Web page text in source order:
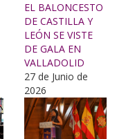
EL BALONCESTO
DE CASTILLA Y
LEÓN SE VISTE
DE GALA EN
VALLADOLID
27 de Junio de
2026